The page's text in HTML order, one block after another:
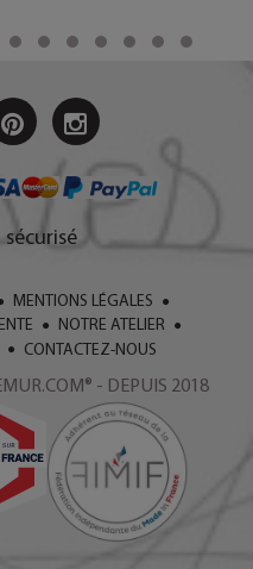
MENTIONS LÉGALES
NOTRE ATELIER
CONTACTEZ-NOUS
- DEPUIS 2018